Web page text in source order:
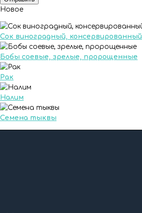
Новое
Сок виноградный, консервированный
Бобы соевые, зрелые, пророщенные
Рак
Налим
Семена тыквы